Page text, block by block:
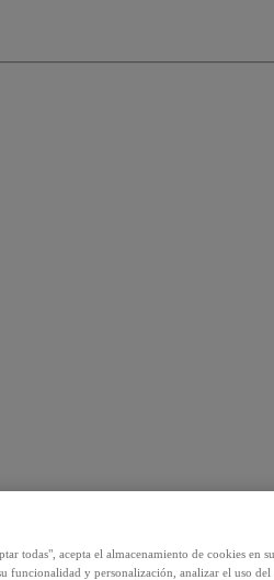
todas", acepta el almacenamiento de cookies en
funcionalidad y personalización, analizar el uso